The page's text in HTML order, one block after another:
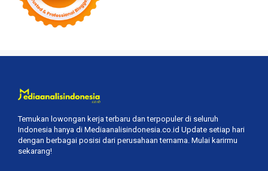
Temukan lowongan kerja terbaru dan terpopuler di seluruh
Indonesia hanya di Mediaanalisindonesia.co.id Update setiap hari
dengan berbagai posisi dari perusahaan ternama. Mulai karirmu
sekarang!